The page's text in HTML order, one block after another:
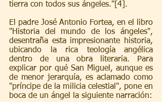
tierra con todos sus ángeles."[4].
El padre José Antonio Fortea, en el libro
"Historia del mundo de los ángeles",
desentraña esta impresionante historia,
ubicando la rica teología angélica
dentro de una obra literaria. Para
explicar por qué San Miguel, aunque es
de menor jerarquía, es aclamado como
"príncipe de la milicia celestial", pone en
boca de un ángel la siguiente narración: